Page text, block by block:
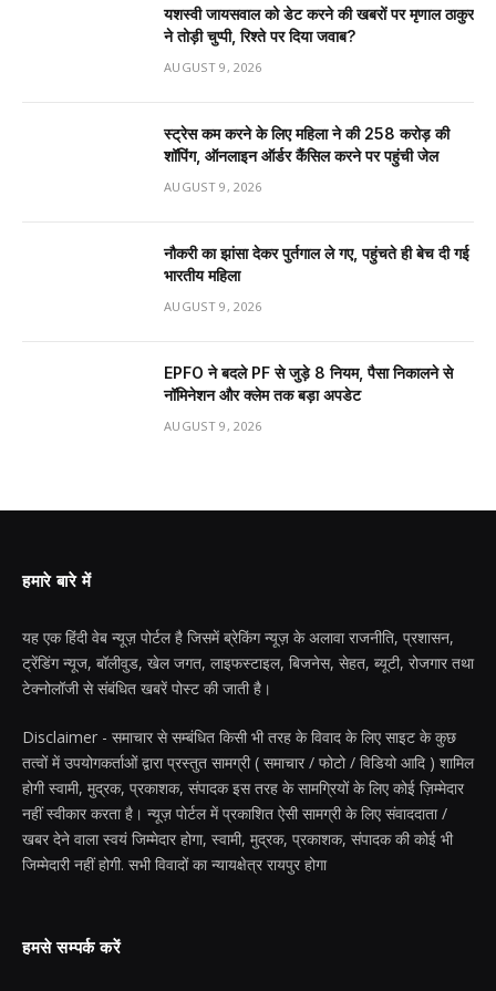
यशस्वी जायसवाल को डेट करने की खबरों पर मृणाल ठाकुर
ने तोड़ी चुप्पी, रिश्ते पर दिया जवाब?
AUGUST 9, 2026
स्ट्रेस कम करने के लिए महिला ने की ₹258 करोड़ की
शॉपिंग, ऑनलाइन ऑर्डर कैंसिल करने पर पहुंची जेल
AUGUST 9, 2026
नौकरी का झांसा देकर पुर्तगाल ले गए, पहुंचते ही बेच दी गई
भारतीय महिला
AUGUST 9, 2026
EPFO ने बदले PF से जुड़े 8 नियम, पैसा निकालने से
नॉमिनेशन और क्लेम तक बड़ा अपडेट
AUGUST 9, 2026
हमारे बारे में
यह एक हिंदी वेब न्यूज़ पोर्टल है जिसमें ब्रेकिंग न्यूज़ के अलावा राजनीति, प्रशासन,
ट्रेंडिंग न्यूज, बॉलीवुड, खेल जगत, लाइफस्टाइल, बिजनेस, सेहत, ब्यूटी, रोजगार तथा
टेक्नोलॉजी से संबंधित खबरें पोस्ट की जाती है।
Disclaimer - समाचार से सम्बंधित किसी भी तरह के विवाद के लिए साइट के कुछ
तत्वों में उपयोगकर्ताओं द्वारा प्रस्तुत सामग्री ( समाचार / फोटो / विडियो आदि ) शामिल
होगी स्वामी, मुद्रक, प्रकाशक, संपादक इस तरह के सामग्रियों के लिए कोई ज़िम्मेदार
नहीं स्वीकार करता है। न्यूज़ पोर्टल में प्रकाशित ऐसी सामग्री के लिए संवाददाता /
खबर देने वाला स्वयं जिम्मेदार होगा, स्वामी, मुद्रक, प्रकाशक, संपादक की कोई भी
जिम्मेदारी नहीं होगी. सभी विवादों का न्यायक्षेत्र रायपुर होगा
हमसे सम्पर्क करें